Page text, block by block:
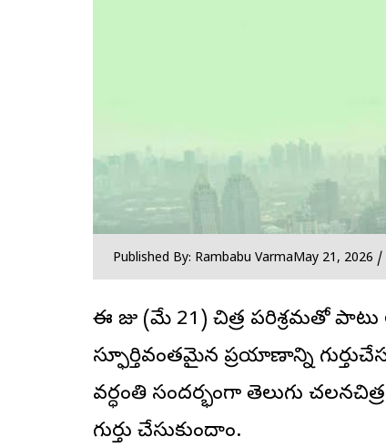
Published By: Rambabu VarmaMay 21, 2026 /
ఈ రోజు (మే 21) చిత్ర పరిశ్రమతో
స్ఫూర్తివంతమైన ప్రయాణాన్ని
వర్ధంతి సందర్భంగా తెలుగు
గుర్తు చేసుకుందాం.